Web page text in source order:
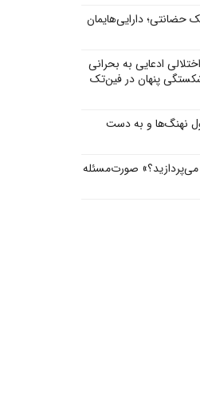
حضانتی؛ دارایی‌هایمان
ادعایی به بحرانی
پنهان در فین‌تک
نهنگ‌ها و به دست
می‌پردازید؟» صورت‌مسئله